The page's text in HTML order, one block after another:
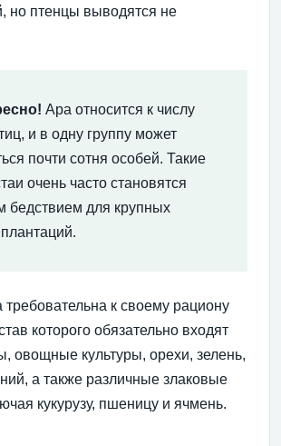
но птенцы выводятся не
Ара относится к числу
и в одну группу может
почти сотня особей. Такие
очень часто становятся
бедствием для крупных
требовательна к своему рациону
которого обязательно входят
овощные культуры, орехи, зелень,
а также различные злаковые
кукурузу, пшеницу и ячмень.